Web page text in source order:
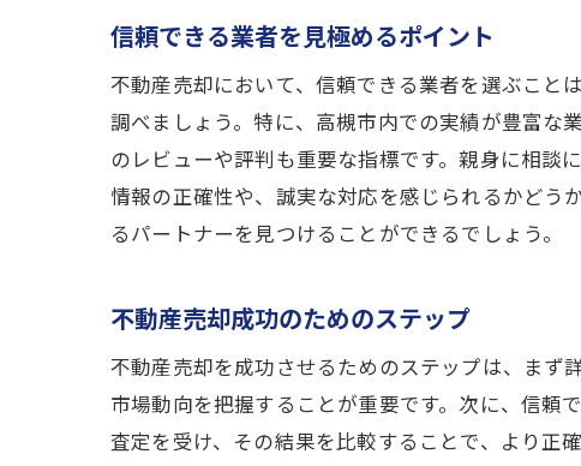
複数
信頼できる業者を見極めるポイント
不動産売却において、信頼できる業者を選ぶこと
調べましょう。特に、高槻市内での実績が豊富な
のレビューや評判も重要な指標です。親身に相談
情報の正確性や、誠実な対応を感じられるかどう
るパートナーを見つけることができるでしょう。
不動産売却成功のためのステップ
不動産売却を成功させるためのステップは、まず
市場動向を把握することが重要です。次に、信頼
査定を受け、その結果を比較することで、より正